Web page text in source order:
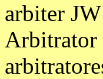
arbiter
Arbitrator